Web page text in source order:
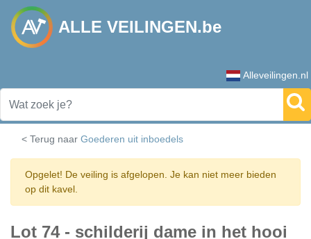
ALLE VEILINGEN.be
Alleveilingen.nl
< Terug naar Goederen uit inboedels
Opgelet! De veiling is afgelopen. Je kan niet meer bieden
op dit kavel.
Lot 74 - schilderij dame in het hooi